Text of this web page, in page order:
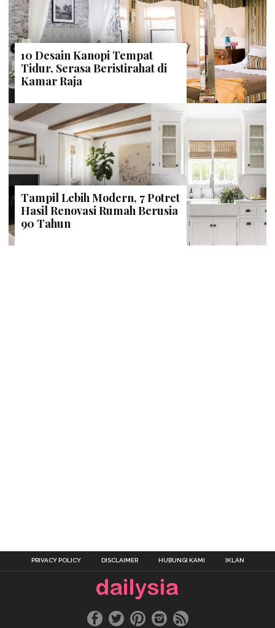
10 Desain Kanopi Tempat
Tidur, Serasa Beristirahat di
Kamar Raja
Tampil Lebih Modern, 7 Potret
Hasil Renovasi Rumah Berusia
90 Tahun
PRIVACY POLICY DISCLAIMER HUBUNGI KAMI IKLAN